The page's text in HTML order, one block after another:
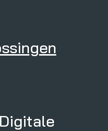
Digitale